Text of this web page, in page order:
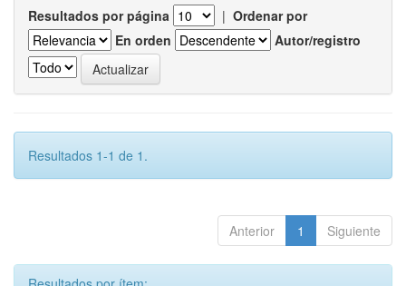
Resultados por página | Ordenar por
En orden
Autor/registro
Resultados 1-1 de 1.
Anterior 1 Siguiente